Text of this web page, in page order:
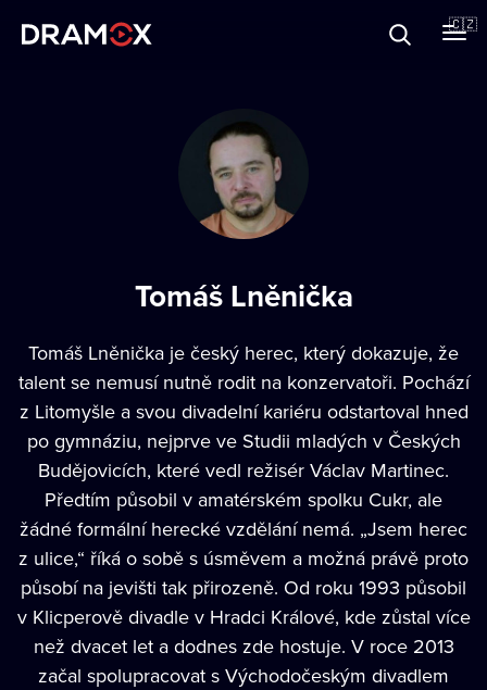
🇨🇿
Tomáš Lněnička
Tomáš Lněnička je český herec, který dokazuje, že
talent se nemusí nutně rodit na konzervatoři. Pochází
z Litomyšle a svou divadelní kariéru odstartoval hned
po gymnáziu, nejprve ve Studii mladých v Českých
Budějovicích, které vedl režisér Václav Martinec.
Předtím působil v amatérském spolku Cukr, ale
žádné formální herecké vzdělání nemá. „Jsem herec
z ulice,“ říká o sobě s úsměvem a možná právě proto
působí na jevišti tak přirozeně. Od roku 1993 působil
v Klicperově divadle v Hradci Králové, kde zůstal více
než dvacet let a dodnes zde hostuje. V roce 2013
začal spolupracovat s Východočeským divadlem